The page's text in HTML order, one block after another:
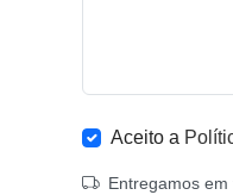
Aceito a
Entregamos